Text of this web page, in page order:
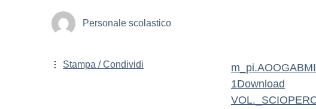
Personale scolastico
1Download
Stampa / Condividi